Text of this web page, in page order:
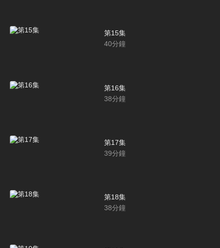
第15集
40分鐘
第16集
38分鐘
第17集
39分鐘
第18集
38分鐘